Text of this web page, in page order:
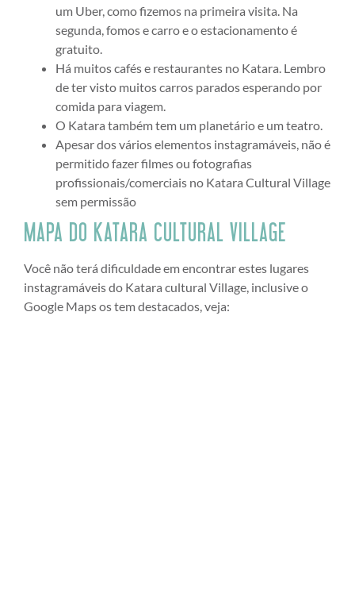
um Uber, como fizemos na primeira visita. Na
segunda, fomos e carro e o estacionamento é
gratuito.
Há muitos cafés e restaurantes no Katara. Lembro
de ter visto muitos carros parados esperando por
comida para viagem.
O Katara também tem um planetário e um teatro.
Apesar dos vários elementos instagramáveis, não é
permitido fazer filmes ou fotografias
profissionais/comerciais no Katara Cultural Village
sem permissão
MAPA DO KATARA CULTURAL VILLAGE
Você não terá dificuldade em encontrar estes lugares
instagramáveis do Katara cultural Village, inclusive o
Google Maps os tem destacados, veja: